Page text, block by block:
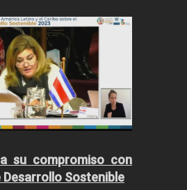
su compromiso con
Desarrollo Sostenible